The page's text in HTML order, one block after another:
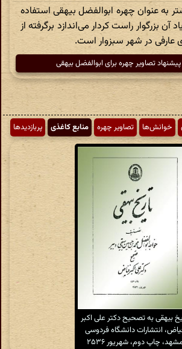
به عنوان چهره ابوالفضل بیهقی استفاده
آن بزرگوار راست کردار می‌اندازد برگرفته از
در شهر سبزوار است.
تصاویر چهره برای ابوالفضل بیهقی
خوانش‌ها تصاویر چهره منابع کاغذی پربازدیدها
بیهقی به تصحیح دکتر علی اکبر
انتشارات دانشگاه فردوسی
چاپ دوم، شهریور ۲۵۳۶